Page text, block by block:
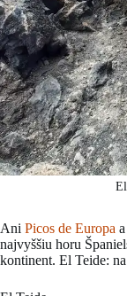
Ani Picos de Europa
najvyššiu horu
kontinent. El Teide: